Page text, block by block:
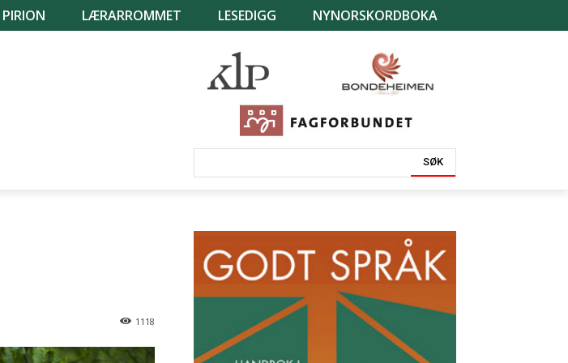
PIRION LÆRARROMMET LESEDIGG NYNORSKORDBOKA
SØK
1118